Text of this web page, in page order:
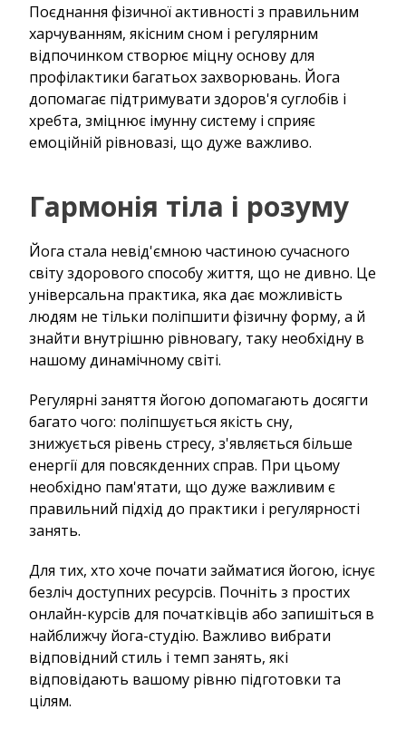
Поєднання фізичної активності з правильним
харчуванням, якісним сном і регулярним
відпочинком створює міцну основу для
профілактики багатьох захворювань. Йога
допомагає підтримувати здоров'я суглобів і
хребта, зміцнює імунну систему і сприяє
емоційній рівновазі, що дуже важливо.
Гармонія тіла і розуму
Йога стала невід'ємною частиною сучасного
світу здорового способу життя, що не дивно. Це
універсальна практика, яка дає можливість
людям не тільки поліпшити фізичну форму, а й
знайти внутрішню рівновагу, таку необхідну в
нашому динамічному світі.
Регулярні заняття йогою допомагають досягти
багато чого: поліпшується якість сну,
знижується рівень стресу, з'являється більше
енергії для повсякденних справ. При цьому
необхідно пам'ятати, що дуже важливим є
правильний підхід до практики і регулярності
занять.
Для тих, хто хоче почати займатися йогою, існує
безліч доступних ресурсів. Почніть з простих
онлайн-курсів для початківців або запишіться в
найближчу йога-студію. Важливо вибрати
відповідний стиль і темп занять, які
відповідають вашому рівню підготовки та
цілям.